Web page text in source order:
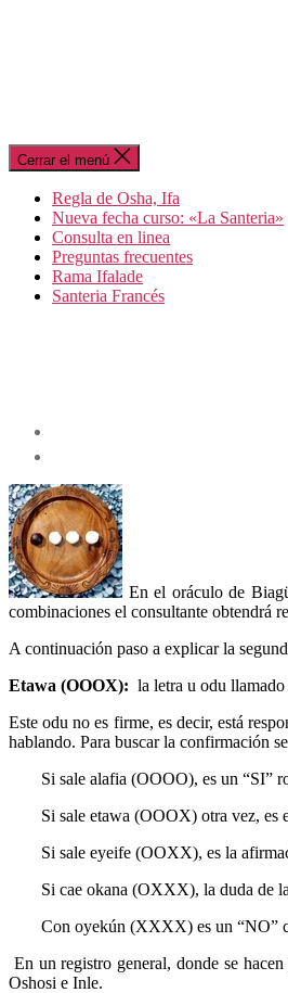
Cerrar el menú
Regla de Osha, Ifa
Nueva fecha curso: «La Santeria»
Consulta en linea
Preguntas frecuentes
Rama Ifalade
Santeria Francés
En el oráculo de
combinaciones el consultante obtendrá
A continuación paso a explicar la
Etawa (OOOX): la letra u odu
Este odu no es firme, es decir, está
hablando. Para buscar la confirmación
Si sale alafia (OOOO), es un “SI”
Si sale etawa (OOOX) otra vez, es
Si sale eyeife (OOXX), es la
Si cae okana (OXXX), la duda de
Con oyekún (XXXX) es un “NO”
En un registro general, donde se
Oshosi e Inle.